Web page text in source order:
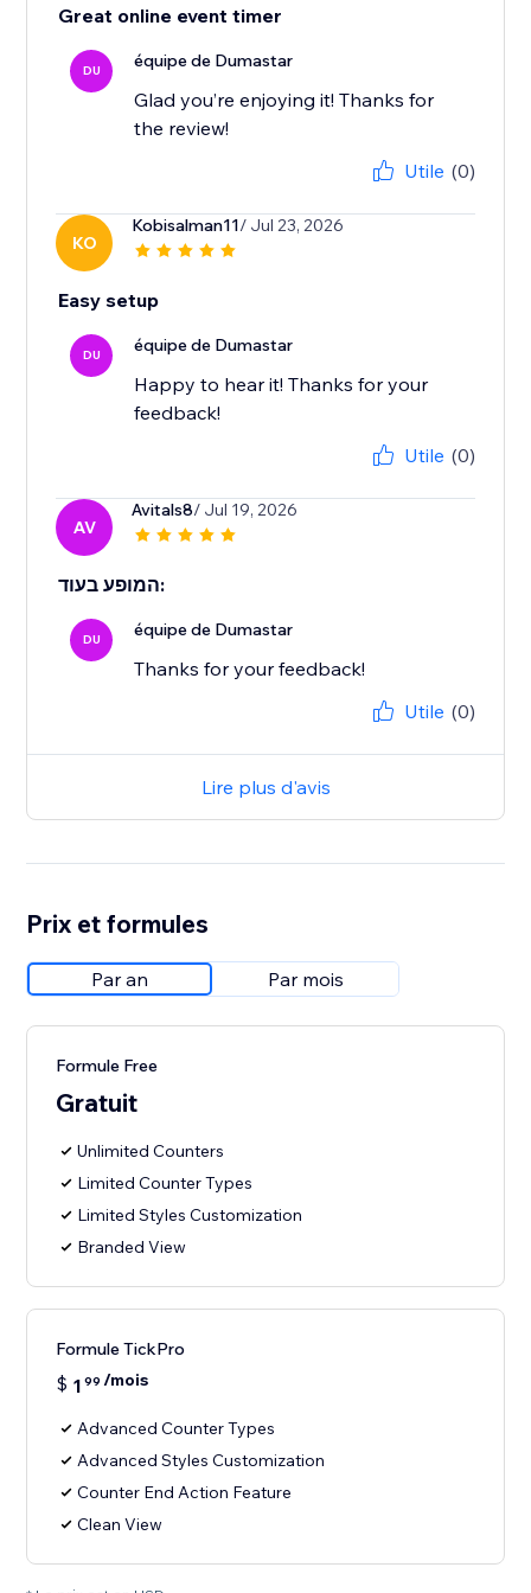
Great online event timer
DU équipe de Dumastar
Glad you’re enjoying it! Thanks for
the review!
Utile (0)
KO
Kobisalman11/ Jul 23, 2026
Easy setup
DU équipe de Dumastar
Happy to hear it! Thanks for your
feedback!
Utile (0)
AV
Avitals8/ Jul 19, 2026
המופע בעוד:
DU équipe de Dumastar
Thanks for your feedback!
Utile (0)
Lire plus d'avis
Prix et formules
Par an Par mois
Formule Free
Gratuit
Unlimited Counters
Limited Counter Types
Limited Styles Customization
Branded View
Formule TickPro
$ 1 99 /mois
Advanced Counter Types
Advanced Styles Customization
Counter End Action Feature
Clean View